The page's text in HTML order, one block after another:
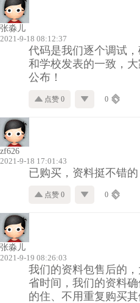
张淼儿
2021-9-18 08:12:37
代码是我们逐个调试
和学校发表的一致，
公布！
点赞 0 0
zf626
2021-9-18 17:01:43
已购买，资料挺不错
点赞 0 0
张淼儿
2021-9-19 08:26:03
我们的资料包售后的
省时间，我们的资料
的住、不用重复购买其